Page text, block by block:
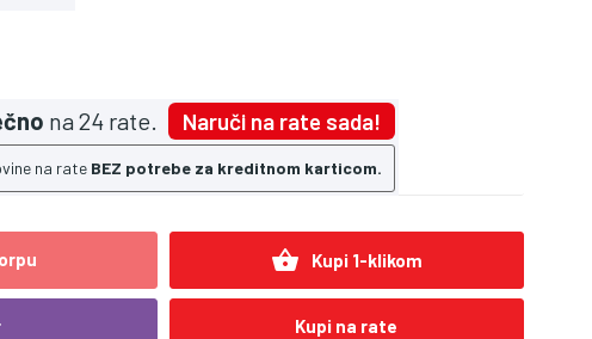
na 24 rate. Naruči na rate sada!
na rate BEZ potrebe za kreditnom karticom.
shopping_basket Kupi 1-klikom
Kupi na rate